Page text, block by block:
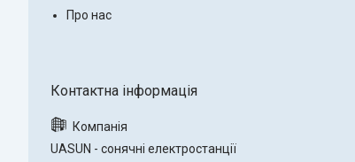
Про нас
UASUN - сонячні електростанції